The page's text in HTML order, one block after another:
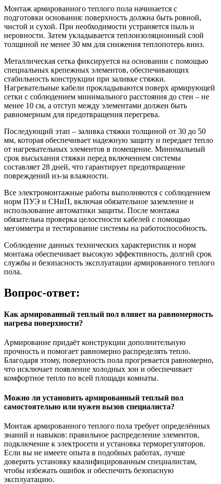
Монтаж армированного теплого пола начинается с
подготовки основания: поверхность должна быть ровной,
чистой и сухой. При необходимости устраняется пыль и
неровности. Затем укладывается теплоизоляционный слой
толщиной не менее 30 мм для снижения теплопотерь вниз.
Металлическая сетка фиксируется на основании с помощью
специальных крепежных элементов, обеспечивающих
стабильность конструкции при заливке стяжки.
Нагревательные кабели прокладываются поверх армирующей
сетки с соблюдением минимального расстояния до стен – не
менее 10 см, а отступ между элементами должен быть
равномерным для предотвращения перегрева.
Последующий этап – заливка стяжки толщиной от 30 до 50
мм, которая обеспечивает надежную защиту и передает тепло
от нагревательных элементов в помещение. Минимальный
срок высыхания стяжки перед включением системы
составляет 28 дней, что гарантирует предотвращение
повреждений из-за влажности.
Все электромонтажные работы выполняются с соблюдением
норм ПУЭ и СНиП, включая обязательное заземление и
использование автоматики защиты. После монтажа
обязательна проверка целостности кабелей с помощью
мегомметра и тестирование системы на работоспособность.
Соблюдение данных технических характеристик и норм
монтажа обеспечивает высокую эффективность, долгий срок
службы и безопасность эксплуатации армированного теплого
пола.
Вопрос-ответ:
Как армированный теплый пол влияет на равномерность
нагрева поверхности?
Армирование придаёт конструкции дополнительную
прочность и помогает равномерно распределять тепло.
Благодаря этому, поверхность пола прогревается равномерно,
что исключает появление холодных зон и обеспечивает
комфортное тепло по всей площади комнаты.
Можно ли установить армированный теплый пол
самостоятельно или нужен вызов специалиста?
Монтаж армированного теплого пола требует определённых
знаний и навыков: правильное распределение элементов,
подключение к электросети и установка терморегуляторов.
Если вы не имеете опыта в подобных работах, лучше
доверить установку квалифицированным специалистам,
чтобы избежать ошибок и обеспечить безопасную
эксплуатацию.